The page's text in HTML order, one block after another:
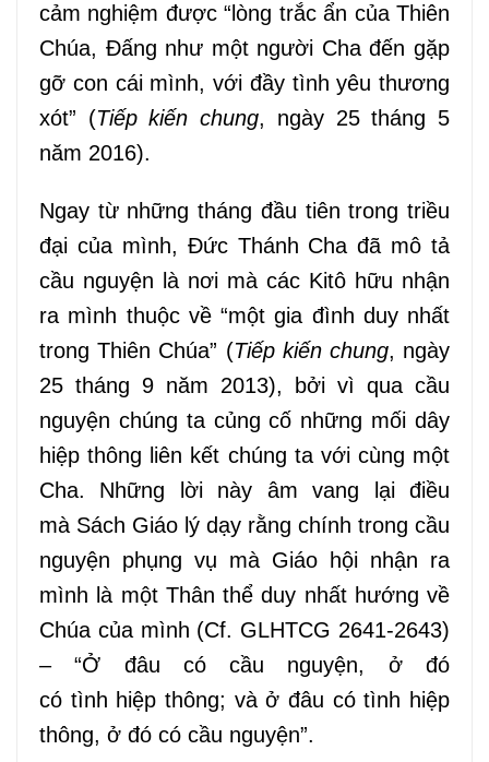
cảm nghiệm được “lòng trắc ẩn của Thiên
Chúa, Đấng như một người Cha đến gặp
gỡ con cái mình, với đầy tình yêu thương
xót” (Tiếp kiến chung, ngày 25 tháng 5
năm 2016).
Ngay từ những tháng đầu tiên trong triều
đại của mình, Đức Thánh Cha đã mô tả
cầu nguyện là nơi mà các Kitô hữu nhận
ra mình thuộc về “mộtgia đình duy nhất
trong Thiên Chúa” (Tiếp kiến chung, ngày
25 tháng 9 năm 2013), bởi vì qua cầu
nguyện chúng ta củng cố những mối dây
hiệp thông liên kết chúng ta với cùng một
Cha. Những lời này âm vang lạiđiều
mà Sách Giáo lý dạy rằng chính trong cầu
nguyện phụng vụ mà Giáo hội nhận ra
mình là một Thân thể duy nhất hướng về
Chúa của mình (Cf. GLHTCG 2641-2643)
– “Ở đâu có cầu nguyện, ở đó
có tình hiệp thông; và ở đâu có tình hiệp
thông, ở đó có cầu nguyện”.